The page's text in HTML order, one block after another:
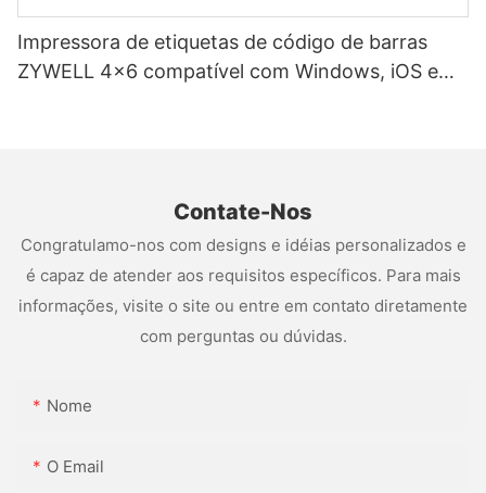
Impressora de etiquetas de código de barras
ZYWELL 4x6 compatível com Windows, iOS e
Contate-Nos
Congratulamo-nos com designs e idéias personalizados e
é capaz de atender aos requisitos específicos. Para mais
informações, visite o site ou entre em contato diretamente
com perguntas ou dúvidas.
Nome
O Email